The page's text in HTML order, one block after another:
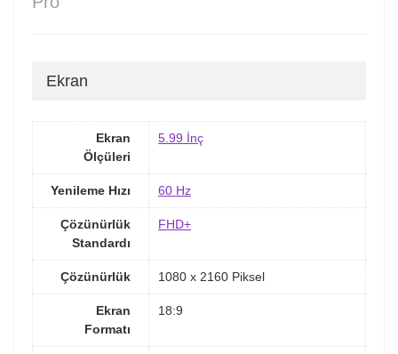
Ekran
Ekran
Ölçüleri
5.99 İnç
Yenileme Hızı 60 Hz
Çözünürlük
Standardı
FHD+
Çözünürlük 1080 x 2160 Piksel
Ekran
Formatı
18:9